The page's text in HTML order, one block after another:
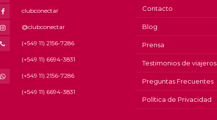
clubconectar
@clubconectar
(+549 11) 2156-7286
(+549 11) 6694-3831
(+549 11) 2156-7286
(+549 11) 6694-3831
Contacto
Blog
Prensa
Testimonios de viajeros
Preguntas Frecuentes
Política de Privacidad